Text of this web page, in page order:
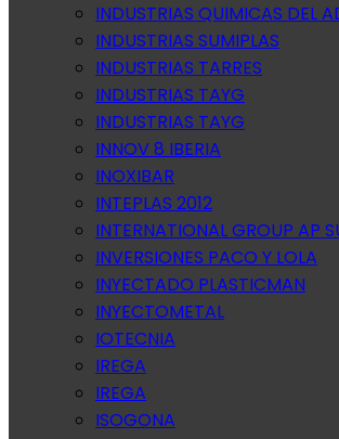
INDUSTRIAS QUIMICAS DEL
INDUSTRIAS SUMIPLAS
INDUSTRIAS TARRES
INDUSTRIAS TAYG
INDUSTRIAS TAYG
INNOV 8 IBERIA
INOXIBAR
INTEPLAS 2012
INTERNATIONAL GROUP AP
INVERSIONES PACO Y LOLA
INYECTADO PLASTICMAN
INYECTOMETAL
IOTECNIA
IREGA
IREGA
ISOGONA